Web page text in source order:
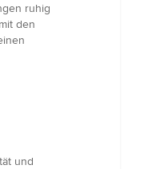
ruhig
den
und